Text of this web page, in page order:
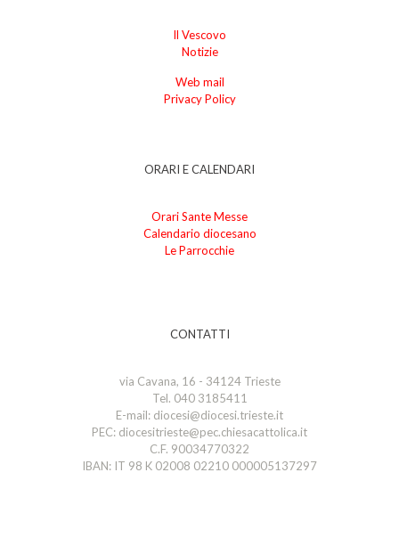
Il Vescovo
Notizie
Web mail
Privacy Policy
ORARI E CALENDARI
Orari Sante Messe
Calendario diocesano
Le Parrocchie
CONTATTI
via Cavana, 16 - 34124 Trieste
Tel. 040 3185411
E-mail: diocesi@diocesi.trieste.it
PEC: diocesitrieste@pec.chiesacattolica.it
C.F. 90034770322
IBAN: IT 98 K 02008 02210 000005137297